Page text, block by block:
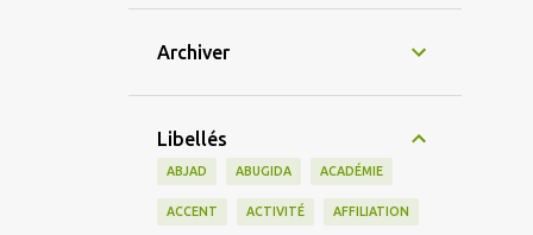
Archiver
Libellés
ABJAD ABUGIDA ACADÉMIE
ACCENT ACTIVITÉ AFFILIATION